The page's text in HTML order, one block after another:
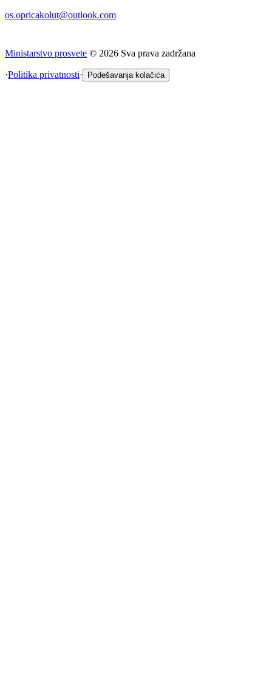
os.opricakolut@outlook.com
Ministarstvo prosvete © 2026 Sva prava zadržana
·Politika privatnosti· Podešavanja kolačića